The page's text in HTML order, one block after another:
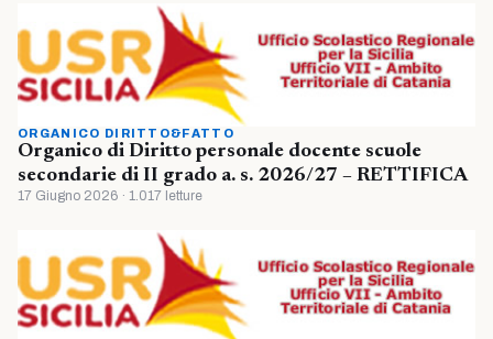
ORGANICO DIRITTO&FATTO
Organico di Diritto personale docente scuole
secondarie di II grado a. s. 2026/27 – RETTIFICA
17 Giugno 2026 · 1.017 letture